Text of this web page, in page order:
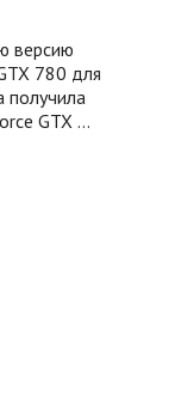
версию
780 для
получила
GTX …